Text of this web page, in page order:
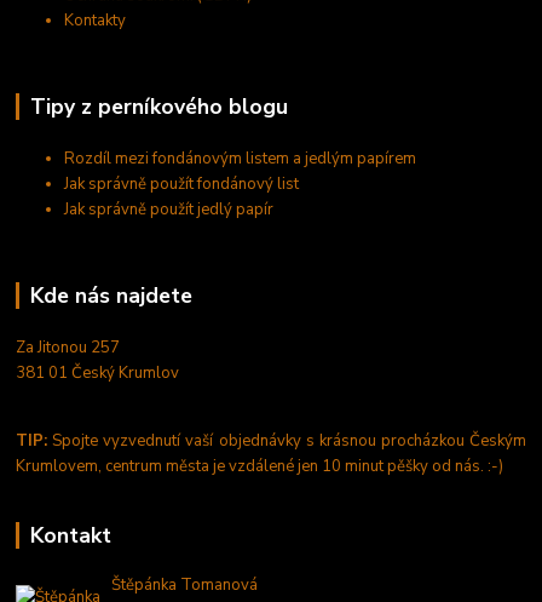
Kontakty
Tipy z perníkového blogu
Rozdíl mezi fondánovým listem a jedlým papírem
Jak správně použít fondánový list
Jak správně použít jedlý papír
Kde nás najdete
Za Jitonou 257
381 01 Český Krumlov
TIP: Spojte vyzvednutí vaší objednávky s krásnou procházkou Českým
Krumlovem, centrum města je vzdálené jen 10 minut pěšky od nás. :-)
Kontakt
Štěpánka Tomanová